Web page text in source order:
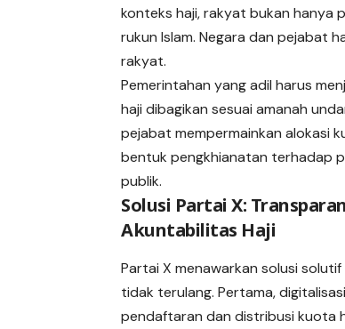
konteks haji, rakyat bukan hanya
rukun Islam. Negara dan pejabat
rakyat.
Pemerintahan yang adil harus
haji dibagikan sesuai amanah
pejabat mempermainkan alokasi
bentuk pengkhianatan terhadap
publik.
Solusi Partai X:
Akuntabilitas Haji
Partai X menawarkan solusi
tidak terulang. Pertama,
pendaftaran dan distribusi kuota